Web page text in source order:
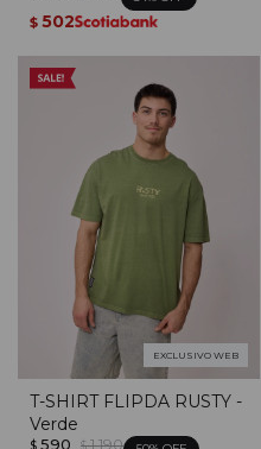
$ 502
EXCLUSIVO WEB
T-SHIRT FLIPDA RUSTY -
Verde
590 1.190